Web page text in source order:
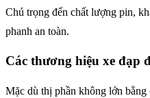
Chú trọng đến chất lượng pin,
phanh an toàn.
Các thương hiệu xe đạp
Mặc dù thị phần không lớn